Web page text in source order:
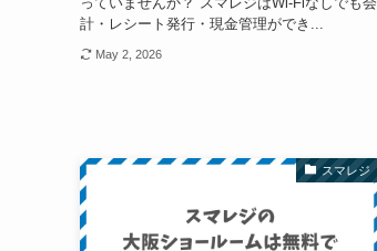
計・レシート発行・現金管理ができ...
May 2, 2026
スマレジ